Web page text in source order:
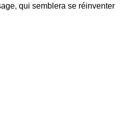
qui semblera se réinventer